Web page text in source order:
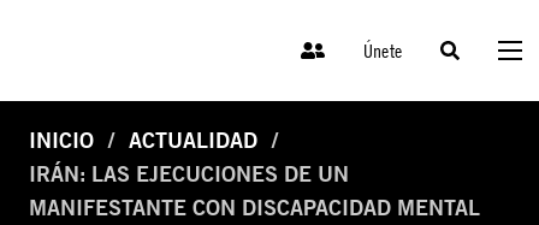
Únete
INICIO
ACTUALIDAD
IRÁN: LAS EJECUCIONES DE UN
MANIFESTANTE CON DISCAPACIDAD MENTAL